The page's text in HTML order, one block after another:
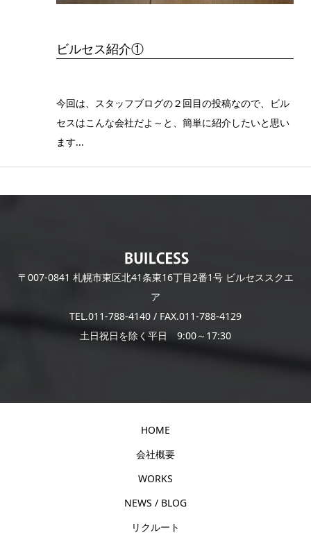
ビルセス紹介①
今回は、スタッフブログの２回目の投稿なので、ビル
セスはこんな会社だよ～と、簡単に紹介したいと思い
ます...
〒007-0841 札幌市東区北41条東16丁目2番1号 ビルセススクエ
ア
TEL.011-788-4140 / FAX.011-788-4129
土日祝日を除く平日 9:00～17:30
HOME
会社概要
WORKS
NEWS / BLOG
リクルート